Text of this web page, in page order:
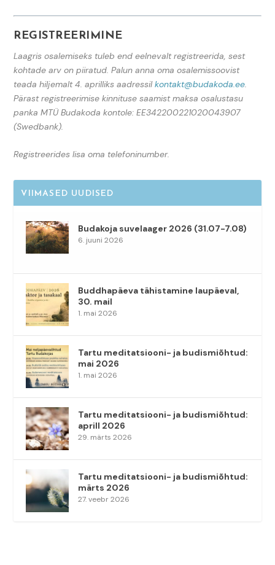
REGISTREERIMINE
Laagris osalemiseks tuleb end eelnevalt registreerida, sest
kohtade arv on piiratud. Palun anna oma osalemissoovist
teada hiljemalt 4. aprilliks aadressilkontakt@budakoda.ee.
Pärast registreerimise kinnituse saamist maksa osalustasu
panka MTÜ Budakoda kontole: EE342200221020043907
(Swedbank).
Registreerides lisa oma telefoninumber.
VIIMASED UUDISED
Budakoja suvelaager 2026 (31.07-7.08)
6. juuni 2026
Buddhapäeva tähistamine laupäeval,
30. mail
1. mai 2026
Tartu meditatsiooni- ja budismiõhtud:
mai 2026
1. mai 2026
Tartu meditatsiooni- ja budismiõhtud:
aprill 2026
29. märts 2026
Tartu meditatsiooni- ja budismiõhtud:
märts 2026
27. veebr 2026